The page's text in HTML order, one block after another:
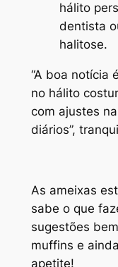
hálito
dentista
halitose.
“A boa notícia
no hálito
com ajustes
diários”,
As ameixas
sabe o que
sugestões
muffins e
apetite!